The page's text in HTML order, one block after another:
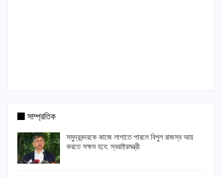
সাম্প্রতিক
সমুদ্রবন্দরকে কাজে লাগাতে পারলে বিপুল রাজস্ব আয়
করতে সক্ষম হবে: স্বরাষ্ট্রমন্ত্রী